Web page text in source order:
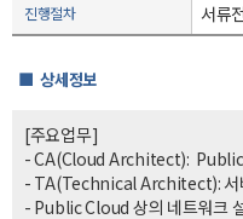
진행절차 서류
■ 상세정보
[주요업무]
- CA(Cloud Architect): Public
- TA(Technical Architect): 서
- Public Cloud 상의 네트워크